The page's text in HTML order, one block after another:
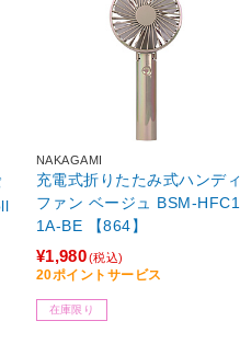
NAKAGAMI
充電式折りたたみ式ハンディ
ファン ベージュ BSM-HFC12
1A-BE 【864】
¥1,980(税込)
20ポイントサービス
在庫限り